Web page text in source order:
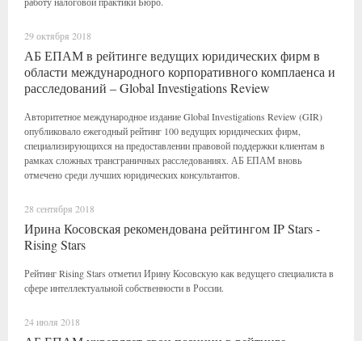
29 октября 2018
АБ ЕПАМ в рейтинге ведущих юридических фирм в
области международного корпоративного комплаенса и
расследований – Global Investigations Review
Авторитетное международное издание Global Investigations Review (GIR)
опубликовало ежегодный рейтинг 100 ведущих юридических фирм,
специализирующихся на предоставлении правовой поддержки клиентам в
рамках сложных трансграничных расследованиях. АБ ЕПАМ вновь
отмечено среди лучших юридических консультантов.
28 сентября 2018
Ирина Косовская рекомендована рейтингом IP Stars -
Rising Stars
Рейтинг Rising Stars отметил Ирину Косовскую как ведущего специалиста в
сфере интеллектуальной собственности в России.
24 июля 2018